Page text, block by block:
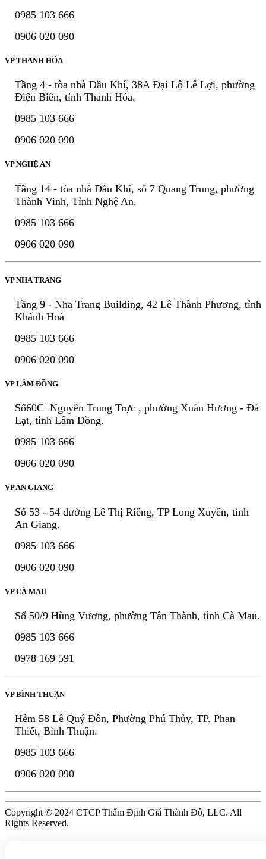
0985 103 666
0906 020 090
VP THANH HÓA
Tầng 4 - tòa nhà Dầu Khí, 38A Đại Lộ Lê Lợi, phường
Điện Biên, tỉnh Thanh Hóa.
0985 103 666
0906 020 090
VP NGHỆ AN
Tầng 14 - tòa nhà Dầu Khí, số 7 Quang Trung, phường
Thành Vinh, Tỉnh Nghệ An.
0985 103 666
0906 020 090
VP NHA TRANG
Tầng 9 - Nha Trang Building, 42 Lê Thành Phương, tỉnh
Khánh Hoà
0985 103 666
0906 020 090
VP LÂM ĐỒNG
Số60C Nguyễn Trung Trực , phường Xuân Hương - Đà
Lạt, tỉnh Lâm Đồng.
0985 103 666
0906 020 090
VP AN GIANG
Số 53 - 54 đường Lê Thị Riêng, TP Long Xuyên, tỉnh
An Giang.
0985 103 666
0906 020 090
VP CÀ MAU
Số 50/9 Hùng Vương, phường Tân Thành, tỉnh Cà Mau.
0985 103 666
0978 169 591
VP BÌNH THUẬN
Hẻm 58 Lê Quý Đôn, Phường Phú Thủy, TP. Phan
Thiết, Bình Thuận.
0985 103 666
0906 020 090
Copyright © 2024 CTCP Thẩm Định Giá Thành Đô, LLC. All
Rights Reserved.